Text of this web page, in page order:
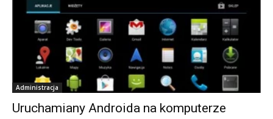
Administracja
Uruchamiany Androida na komputerze